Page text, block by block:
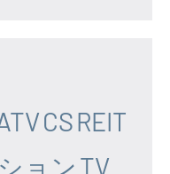
CSREIT
ョン TV